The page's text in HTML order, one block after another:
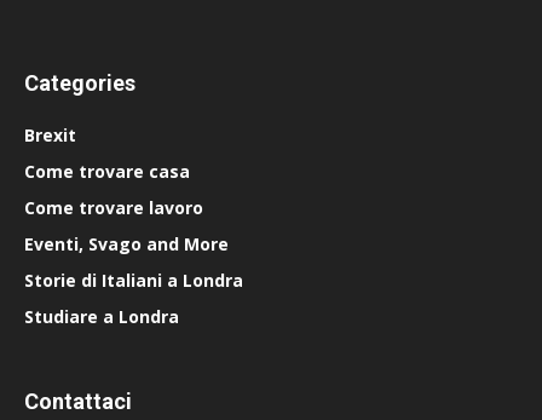
Categories
Brexit
Come trovare casa
Come trovare lavoro
Eventi, Svago and More
Storie di Italiani a Londra
Studiare a Londra
Contattaci